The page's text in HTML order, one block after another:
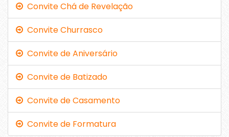
Convite Chá de Revelação
Convite Churrasco
Convite de Aniversário
Convite de Batizado
Convite de Casamento
Convite de Formatura